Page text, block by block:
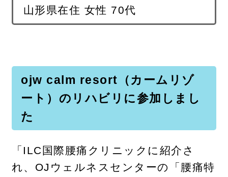
山形県在住 女性 70代
ojw calm resort（カームリゾ
ート）のリハビリに参加しまし
た
「ILC国際腰痛クリニックに紹介さ
れ、OJウェルネスセンターの「腰痛特